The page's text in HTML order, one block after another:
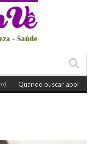
Quando buscar apoio